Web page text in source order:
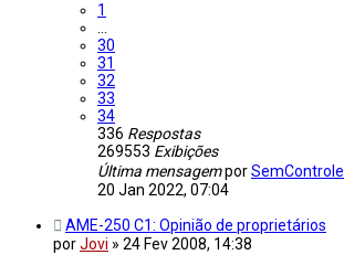
1
…
30
31
32
33
34
336 Respostas
269553 Exibições
Última mensagemporSemControle
20 Jan 2022, 07:04
AME-250 C1: Opinião de proprietários
porJovi » 24 Fev 2008, 14:38